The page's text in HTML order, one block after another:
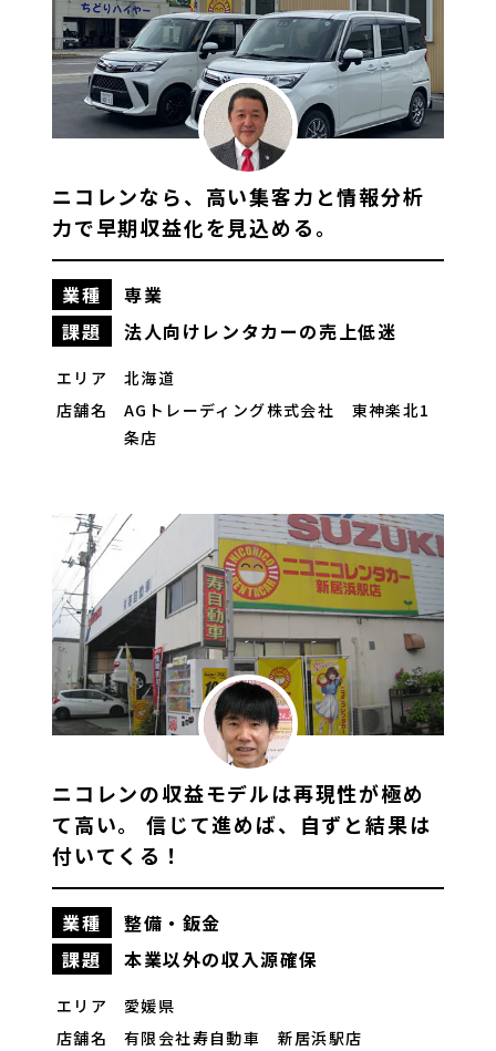
ニコレンなら、高い集客力と情報分析
力で早期収益化を見込める。
業種
専業
課題
法人向けレンタカーの売上低迷
エリア
北海道
店舗名
AGトレーディング株式会社 東神楽北1
条店
もっと見る
ニコレンの収益モデルは再現性が極め
て高い。 信じて進めば、自ずと結果は
付いてくる！
業種
整備・鈑金
課題
本業以外の収入源確保
エリア
愛媛県
店舗名
有限会社寿自動車 新居浜駅店